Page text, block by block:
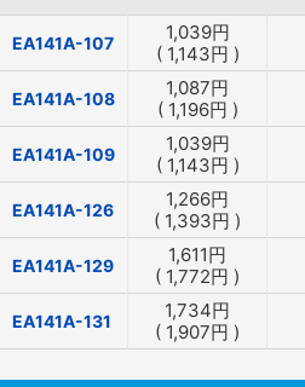
EA141A-107 1,039円
( 1,143円 )
EA141A-108 1,087円
( 1,196円 )
EA141A-109 1,039円
( 1,143円 )
EA141A-126 1,266円
( 1,393円 )
EA141A-129 1,611円
( 1,772円 )
EA141A-131 1,734円
( 1,907円 )